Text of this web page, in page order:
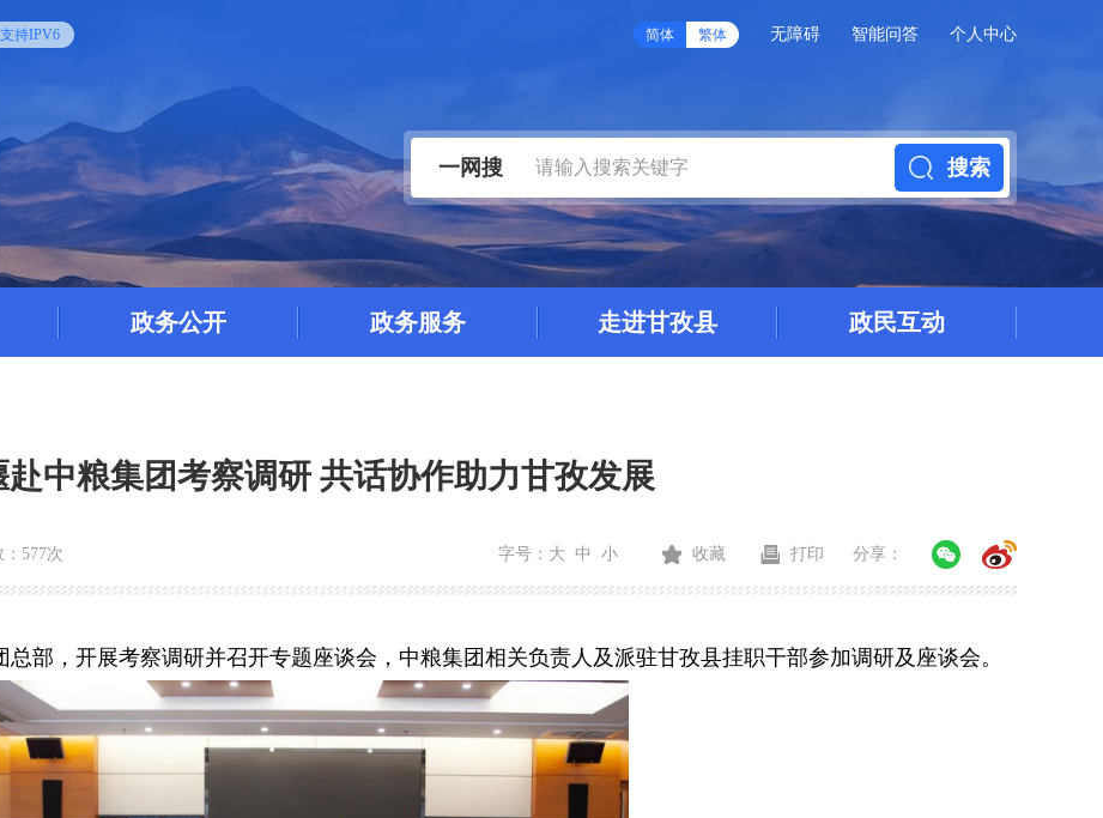
持IPV6 简体 繁体 无障碍 智能问答 个人中心
一网搜 搜索
政务公开 政务服务 走进甘孜县 政民互动
赴中粮集团考察调研 共话协作助力甘孜发展
577次 字号： 大 中 小 收藏 打印 分享：
开展考察调研并召开专题座谈会，中粮集团相关负责人及派驻甘孜县挂职干部参加调研及座谈会。